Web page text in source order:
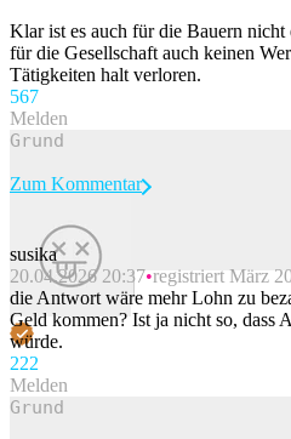
Klar ist es auch für die Bauern
für die Gesellschaft auch keinen
Tätigkeiten halt verloren.
567
Melden
Beitrag melden
Zum Kommentar
susika
20.04.2026 20:37 registriert März
die Antwort wäre mehr Lohn zu
Geld kommen? Ist ja nicht so, dass
würde.
222
Melden